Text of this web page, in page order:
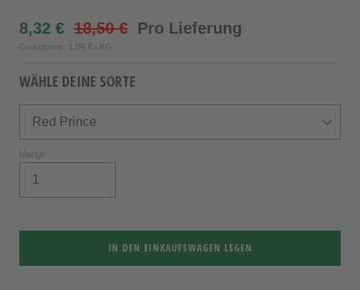
8,32 € 18,50 € Pro Lieferung
Grundpreis: 1,04 € / KG
WÄHLE DEINE SORTE
Menge
IN DEN EINKAUFSWAGEN LEGEN